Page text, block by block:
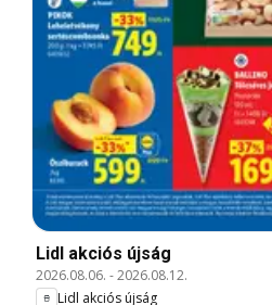
Lidl akciós újság
2026.08.06. -2026.08.12.
Lidl akciós újság